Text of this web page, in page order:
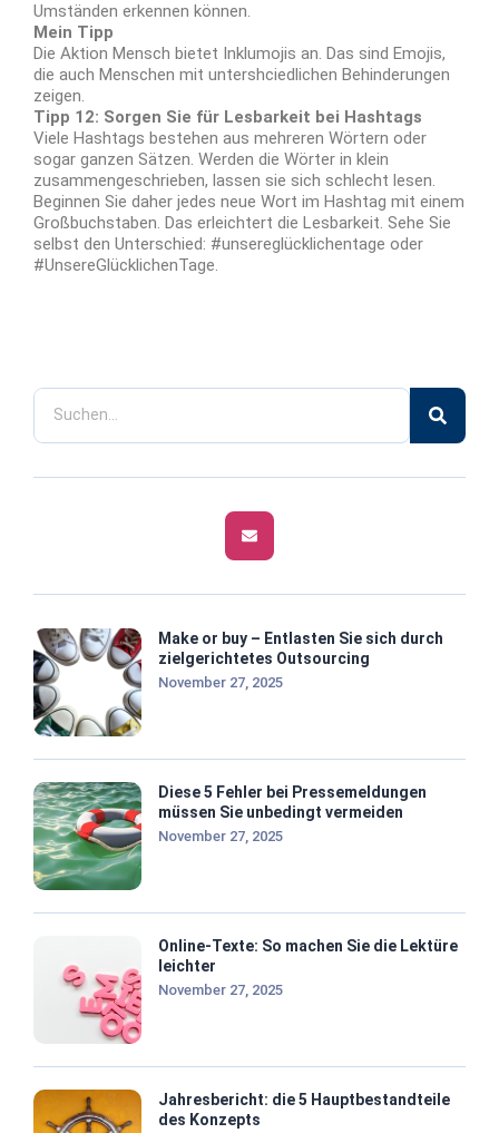
Umständen erkennen können.
Mein Tipp
Die Aktion Mensch bietet Inklumojis an. Das sind Emojis,
die auch Menschen mit untershciedlichen Behinderungen
zeigen.
Tipp 12: Sorgen Sie für Lesbarkeit bei Hashtags
Viele Hashtags bestehen aus mehreren Wörtern oder
sogar ganzen Sätzen. Werden die Wörter in klein
zusammengeschrieben, lassen sie sich schlecht lesen.
Beginnen Sie daher jedes neue Wort im Hashtag mit einem
Großbuchstaben. Das erleichtert die Lesbarkeit. Sehe Sie
selbst den Unterschied: #unsereglücklichentage oder
#UnsereGlücklichenTage.
Make or buy – Entlasten Sie sich durch
zielgerichtetes Outsourcing
November 27, 2025
Diese 5 Fehler bei Pressemeldungen
müssen Sie unbedingt vermeiden
November 27, 2025
Online-Texte: So machen Sie die Lektüre
leichter
November 27, 2025
Jahresbericht: die 5 Hauptbestandteile
des Konzepts